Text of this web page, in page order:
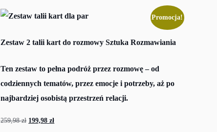
Promocja!
Zestaw 2 talii kart do rozmowy Sztuka Rozmawiania
Ten zestaw to pełna podróż przez rozmowę – od
codziennych tematów, przez emocje i potrzeby, aż po
najbardziej osobistą przestrzeń relacji.
259,98zł Pierwotna
199,98zł